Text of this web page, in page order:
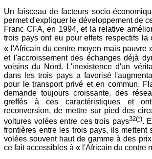
Un faisceau de facteurs socio-
permet d'expliquer le développement de
Franc CFA, en 1994, et la relative
trois pays ont eu pour effets respectifs
« l'Africain du centre moyen mais pauvre
et l'accroissement des échanges déjà
voisins du Nord. L'inexistence d'un
dans les trois pays a favorisé
pour le transport privé et en commun.
demande toujours croissante, des
greffés à ces caractéristiques et
reconversion, de mettre sur pied des
voitures volées entre ces trois pays32(*).
frontières entre les trois pays, ils
volées souvent haut de gamme à des
ce fait accessibles à « l'Africain du centre